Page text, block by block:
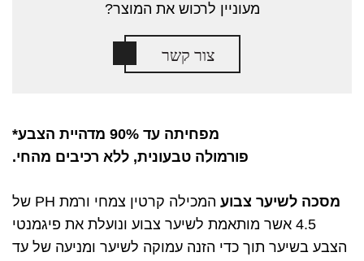
מעוניין לרכוש את המוצר?
צור קשר
מפחיתה עד 90% מדהיית הצבע*
פורמולה טבעונית, ללא רכיבים מהחי.
מסכה לשיער צבוע
המכילה קרטין צמחי ורמת PH של
4.5 אשר מותאמת לשיער צבוע ונועלת את פיגמנטי
הצבע בשיער תוך כדי הזנה עמוקה לשיער ומניעה של עד